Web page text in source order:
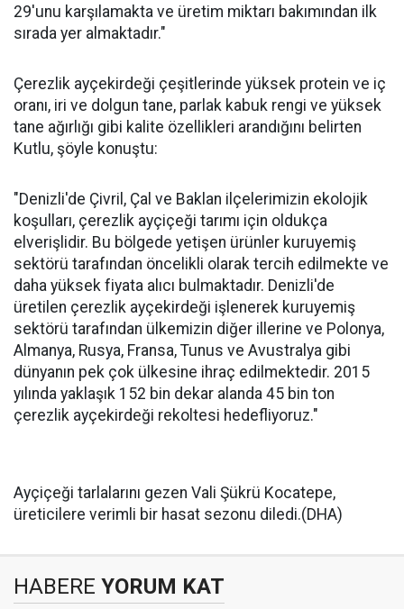
29'unu karşılamakta ve üretim miktarı bakımından ilk
sırada yer almaktadır."
Çerezlik ayçekirdeği çeşitlerinde yüksek protein ve iç
oranı, iri ve dolgun tane, parlak kabuk rengi ve yüksek
tane ağırlığı gibi kalite özellikleri arandığını belirten
Kutlu, şöyle konuştu:
"Denizli'de Çivril, Çal ve Baklan ilçelerimizin ekolojik
koşulları, çerezlik ayçiçeği tarımı için oldukça
elverişlidir. Bu bölgede yetişen ürünler kuruyemiş
sektörü tarafından öncelikli olarak tercih edilmekte ve
daha yüksek fiyata alıcı bulmaktadır. Denizli'de
üretilen çerezlik ayçekirdeği işlenerek kuruyemiş
sektörü tarafından ülkemizin diğer illerine ve Polonya,
Almanya, Rusya, Fransa, Tunus ve Avustralya gibi
dünyanın pek çok ülkesine ihraç edilmektedir. 2015
yılında yaklaşık 152 bin dekar alanda 45 bin ton
çerezlik ayçekirdeği rekoltesi hedefliyoruz."
Ayçiçeği tarlalarını gezen Vali Şükrü Kocatepe,
üreticilere verimli bir hasat sezonu diledi.(DHA)
HABERE YORUM KAT